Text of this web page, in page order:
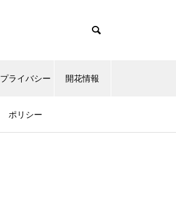
プライバシー
ポリシー
開花情報